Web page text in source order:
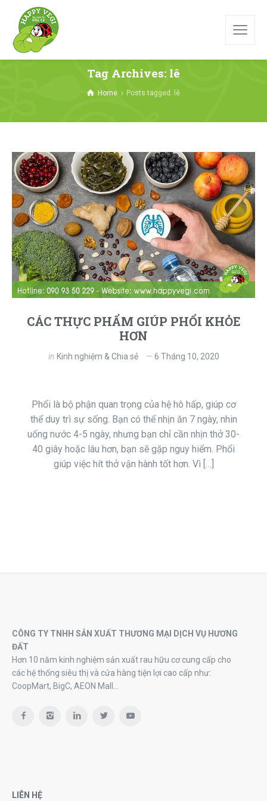
Tag Archives: lê
Home Posts tagged: lê
CÁC THỰC PHẨM GIÚP PHỔI KHỎE
HƠN
in Kinh nghiệm & Chia sẻ 6 Tháng 10, 2020
Phổi là bộ phận quan trọng của hệ hô hấp, giúp cơ
thể duy trì sự sống. Bạn có thể nhịn ăn 7 ngày, nhin
uống nước 4-5 ngày, nhưng bạn chỉ cần nhịn thở 30-
40 giây hoặc lâu hơn, bạn sẽ gặp nguy hiểm. Phổi
giúp việc hít thở vận hành tốt hơn. Vì […]
CÔNG TY TNHH SẢN XUẤT THƯƠNG MẠI DỊCH VỤ HƯƠNG
ĐẤT
Hơn 10 năm kinh nghiệm sản xuất rau hữu cơ cung cấp cho
các hệ thống siêu thị và cửa hàng tiện lợi cao cấp như:
CoopMart, BigC, AEON Mall…
LIÊN HỆ